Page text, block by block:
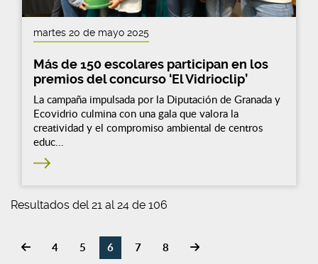
martes 20 de mayo 2025
Más de 150 escolares participan en los
premios del concurso ‘El Vidrioclip’
La campaña impulsada por la Diputación de Granada y
Ecovidrio culmina con una gala que valora la
creatividad y el compromiso ambiental de centros
educ...
Resultados del 21 al 24 de 106
4 5 6 7 8